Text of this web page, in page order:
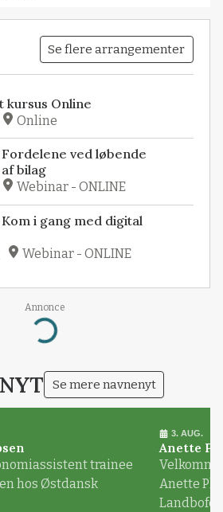
Se flere arrangementer
kursus Online
Online
ved løbende
bilag
Webinar - ONLINE
i gang med digital
Webinar - ONLINE
Annonce
Loading...
Se mere navnenyt
trainee
hos Østdansk
3. AUG.
Anette
Anette